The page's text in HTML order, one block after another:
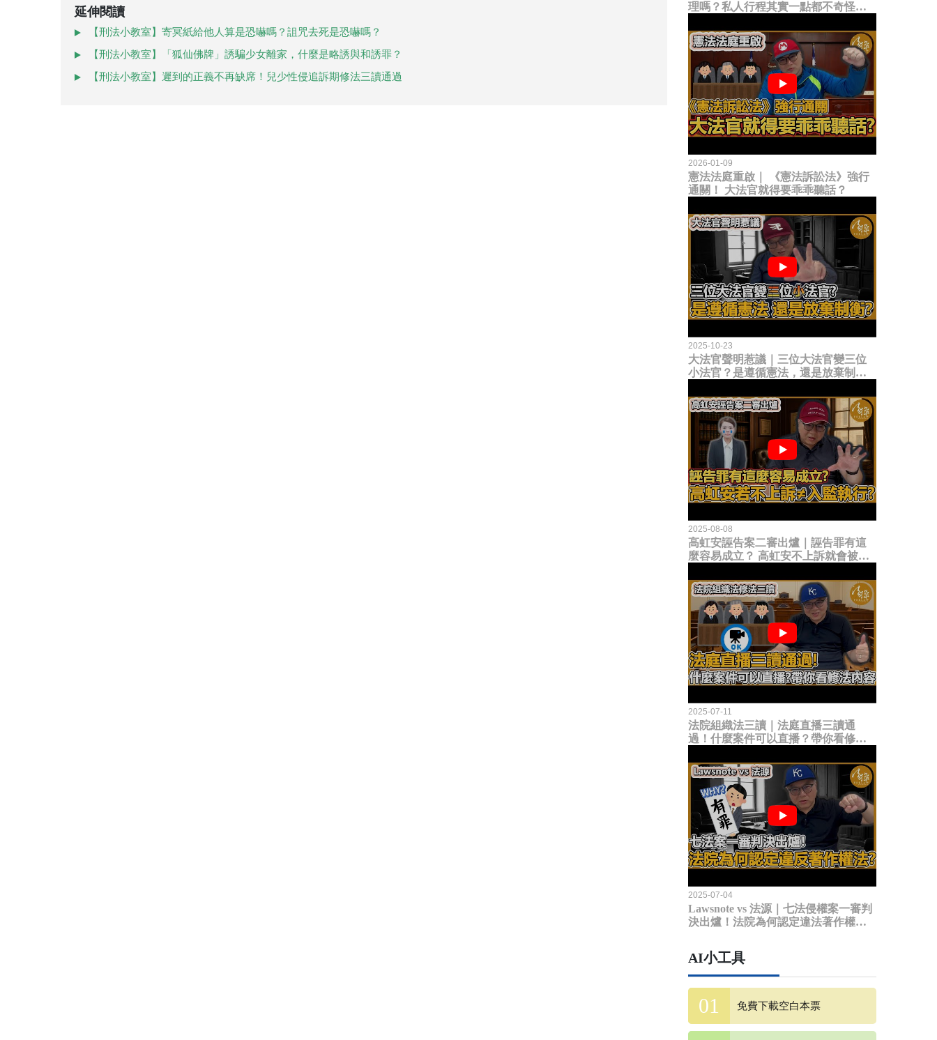
延伸閱讀
【刑法小教室】寄冥紙給他人算是恐嚇嗎？詛咒去死是恐嚇嗎？
【刑法小教室】「狐仙佛牌」誘騙少女離家，什麼是略誘與和誘罪？
【刑法小教室】遲到的正義不再缺席！兒少性侵追訴期修法三讀通過
理嗎？私人行程其實一點都不奇怪？
2026-01-09
憲法法庭重啟｜ 《憲法訴訟法》強行
通關！ 大法官就得要乖乖聽話？
2025-10-23
大法官聲明惹議｜三位大法官變三位
小法官？是遵循憲法，還是放棄制衡
2025-08-08
高虹安誣告案二審出爐｜誣告罪有這
麼容易成立？ 高虹安不上訴就會被
2025-07-11
法院組織法三讀｜法庭直播三讀通
過！什麼案件可以直播？帶你看修法
2025-07-04
Lawsnote vs 法源｜七法侵權案一審判
決出爐！法院為何認定違法著作權
AI小工具
免費下載空白本票